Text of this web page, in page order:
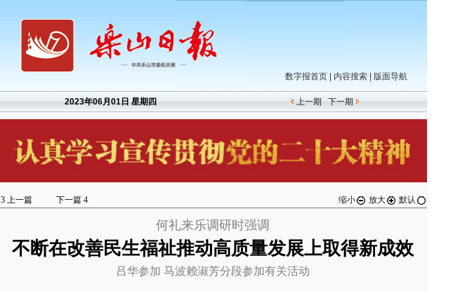
数字报首页 内容搜索 版面导航
2023年06月01日 星期四 上一期 下一期
3上一篇 下一篇 4 缩小 放大 默认
何礼来乐调研时强调
不断在改善民生福祉推动高质量发展上取得新成效
吕华参加 马波赖淑芳分段参加有关活动